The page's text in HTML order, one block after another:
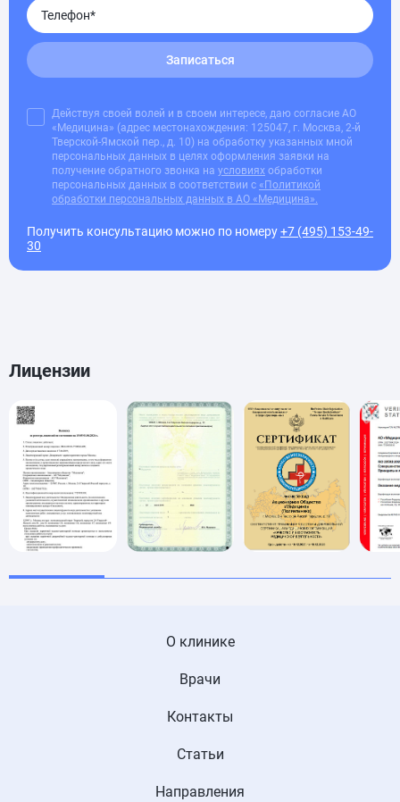
Записаться
Действуя своей волей и в своем интересе, даю согласие АО
«Медицина» (адрес местонахождения: 125047, г. Москва, 2-й
Тверской-Ямской пер., д. 10) на обработку указанных мной
персональных данных в целях оформления заявки на
получение обратного звонка на условиях обработки
персональных данных в соответствии с «Политикой
обработки персональных данных в АО «Медицина».
Получить консультацию можно по номеру+7 (495) 153-49-
30
Лицензии
О клинике
Врачи
Контакты
Статьи
Направления